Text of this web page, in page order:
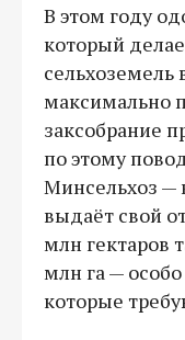
В этом году
который
сельхоземель
максимально
заксобрание
по этому
Минсельхоз —
выдаёт свой
млн гектаров
млн га —
которые